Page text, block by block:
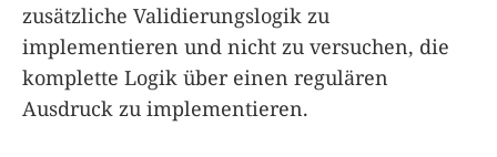
zusätzliche Validierungslogik zu
implementieren und nicht zu versuchen, die
komplette Logik über einen regulären
Ausdruck zu implementieren.